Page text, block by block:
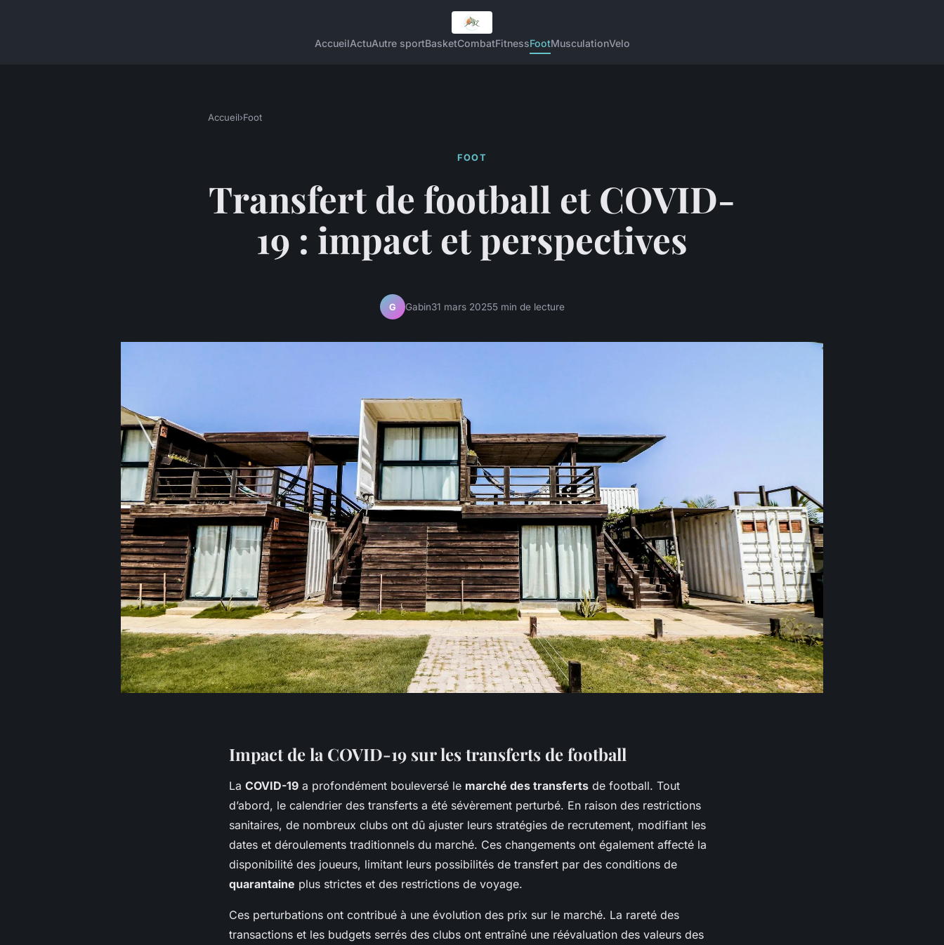
AccueilActuAutre sportBasketCombatFitnessFootMusculationVelo
Accueil›Foot
FOOT
Transfert de football et COVID-
19 : impact et perspectives
G Gabin31 mars 20255 min de lecture
Impact de la COVID-19 sur les transferts de football
La COVID-19 a profondément bouleversé le marché des transferts de football. Tout
d’abord, le calendrier des transferts a été sévèrement perturbé. En raison des restrictions
sanitaires, de nombreux clubs ont dû ajuster leurs stratégies de recrutement, modifiant les
dates et déroulements traditionnels du marché. Ces changements ont également affecté la
disponibilité des joueurs, limitant leurs possibilités de transfert par des conditions de
quarantaine plus strictes et des restrictions de voyage.
Ces perturbations ont contribué à une évolution des prix sur le marché. La rareté des
transactions et les budgets serrés des clubs ont entraîné une réévaluation des valeurs des